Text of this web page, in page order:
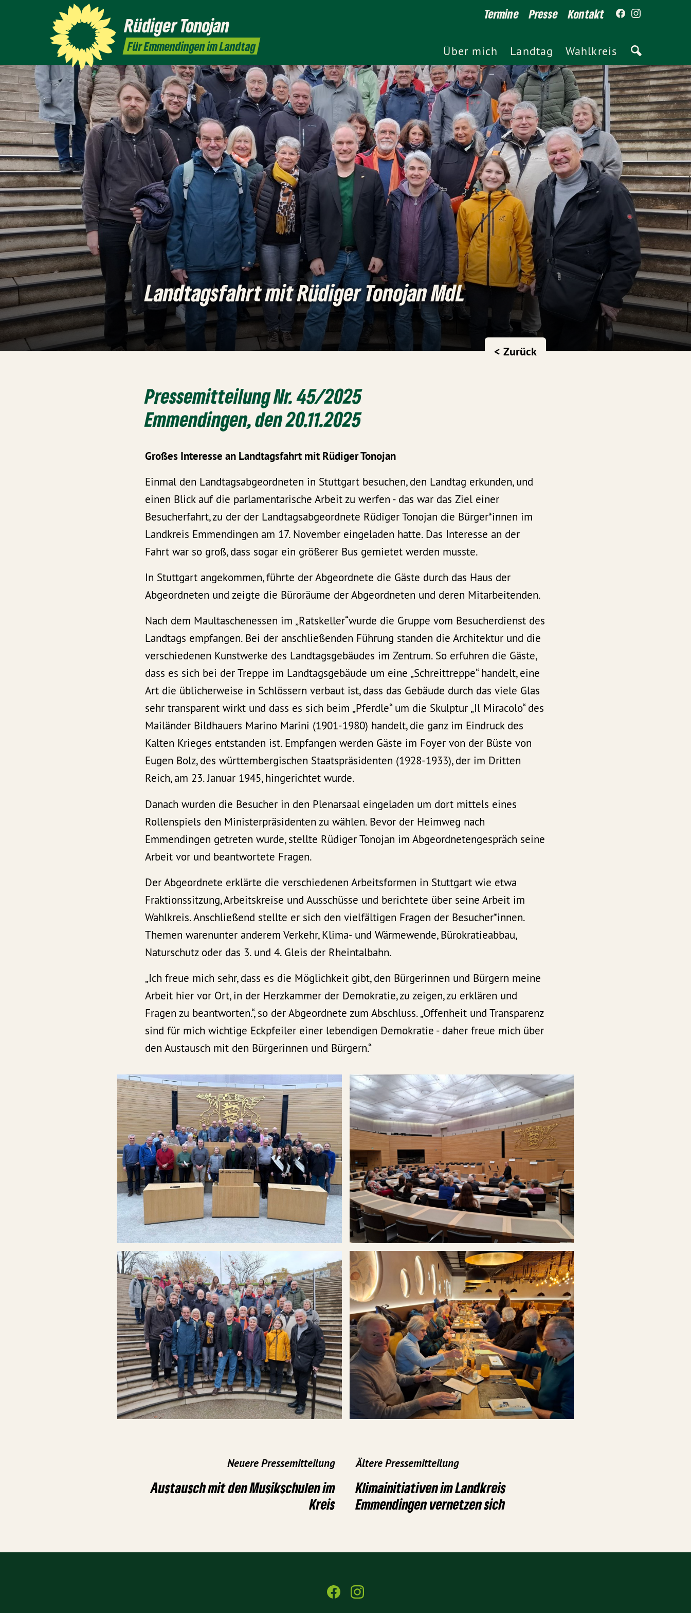
RüdigerTonojan
Für Emmendingen im Landtag
Termine Presse Kontakt
Über mich Landtag Wahlkreis
Landtagsfahrt mit Rüdiger Tonojan MdL
< Zurück
Pressemitteilung Nr. 45/2025
Emmendingen, den 20.11.2025
Großes Interesse an Landtagsfahrt mit Rüdiger Tonojan
Einmal den Landtagsabgeordneten in Stuttgart besuchen, den Landtag erkunden, und
einen Blick auf die parlamentarische Arbeit zu werfen - das war das Ziel einer
Besucherfahrt, zu der der Landtagsabgeordnete Rüdiger Tonojan die Bürger*innen im
Landkreis Emmendingen am 17. November eingeladen hatte. Das Interesse an der
Fahrt war so groß, dass sogar ein größerer Bus gemietet werden musste.
In Stuttgart angekommen, führte der Abgeordnete die Gäste durch das Haus der
Abgeordneten und zeigte die Büroräume der Abgeordneten und deren Mitarbeitenden.
Nach dem Maultaschenessen im „Ratskeller“wurde die Gruppe vom Besucherdienst des
Landtags empfangen. Bei der anschließenden Führung standen die Architektur und die
verschiedenen Kunstwerke des Landtagsgebäudes im Zentrum. So erfuhren die Gäste,
dass es sich bei der Treppe im Landtagsgebäude um eine „Schreittreppe“ handelt, eine
Art die üblicherweise in Schlössern verbaut ist, dass das Gebäude durch das viele Glas
sehr transparent wirkt und dass es sich beim „Pferdle“ um die Skulptur „Il Miracolo“ des
Mailänder Bildhauers Marino Marini (1901-1980) handelt, die ganz im Eindruck des
Kalten Krieges entstanden ist. Empfangen werden Gäste im Foyer von der Büste von
Eugen Bolz, des württembergischen Staatspräsidenten (1928-1933), der im Dritten
Reich, am 23. Januar 1945, hingerichtet wurde.
Danach wurden die Besucher in den Plenarsaal eingeladen um dort mittels eines
Rollenspiels den Ministerpräsidenten zu wählen. Bevor der Heimweg nach
Emmendingen getreten wurde, stellte Rüdiger Tonojan im Abgeordnetengespräch seine
Arbeit vor und beantwortete Fragen.
Der Abgeordnete erklärte die verschiedenen Arbeitsformen in Stuttgart wie etwa
Fraktionssitzung, Arbeitskreise und Ausschüsse und berichtete über seine Arbeit im
Wahlkreis. Anschließend stellte er sich den vielfältigen Fragen der Besucher*innen.
Themen warenunter anderem Verkehr, Klima- und Wärmewende, Bürokratieabbau,
Naturschutz oder das 3. und 4. Gleis der Rheintalbahn.
„Ich freue mich sehr, dass es die Möglichkeit gibt, den Bürgerinnen und Bürgern meine
Arbeit hier vor Ort, in der Herzkammer der Demokratie, zu zeigen, zu erklären und
Fragen zu beantworten.“, so der Abgeordnete zum Abschluss. „Offenheit und Transparenz
sind für mich wichtige Eckpfeiler einer lebendigen Demokratie - daher freue mich über
den Austausch mit den Bürgerinnen und Bürgern.“
Neuere Pressemitteilung
Austausch mit den Musikschulen im
Kreis
Ältere Pressemitteilung
Klimainitiativen im Landkreis
Emmendingen vernetzen sich